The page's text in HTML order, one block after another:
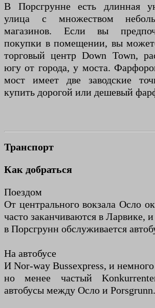
В Порсгрунне есть длинная
улица с множеством
магазинов. Если вы
покупки в помещении, вы
торговый центр Down Town,
югу от города, у моста.
мост имеет две заводские
купить дорогой или дешевый
Транспорт
Как добраться
Поездом
От центрального вокзала Осло
часто заканчиваются в Ларвике,
в Порсгрунн обслуживается
На автобусе
И Nor-way Bussexpress, и
но менее частый
автобусы между Осло и Porsgrunn.